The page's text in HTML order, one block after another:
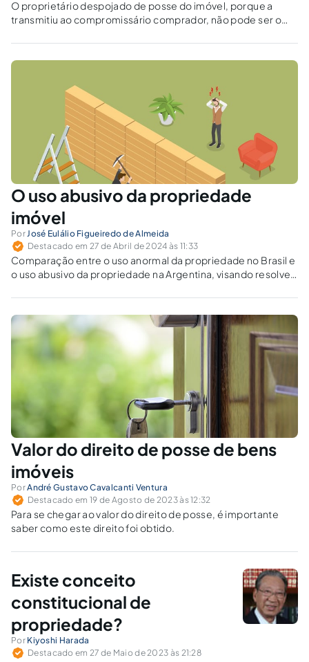
O proprietário despojado de posse do imóvel, porque a
transmitiu ao compromissário comprador, não pode ser o
O uso abusivo da propriedade
imóvel
Por José Eulálio Figueiredo de Almeida
Destacado em 27 de Abril de 2024 às 11:33
Comparação entre o uso anormal da propriedade no Brasil e
o uso abusivo da propriedade na Argentina, visando resolver
Valor do direito de posse de bens
imóveis
PorAndré Gustavo Cavalcanti Ventura
Destacado em 19 de Agosto de 2023 às 12:32
Para se chegar ao valor do direito de posse, é importante
saber como este direito foi obtido.
Existe conceito
constitucional de
propriedade?
Por Kiyoshi Harada
Destacado em 27 de Maio de 2023 às 21:28